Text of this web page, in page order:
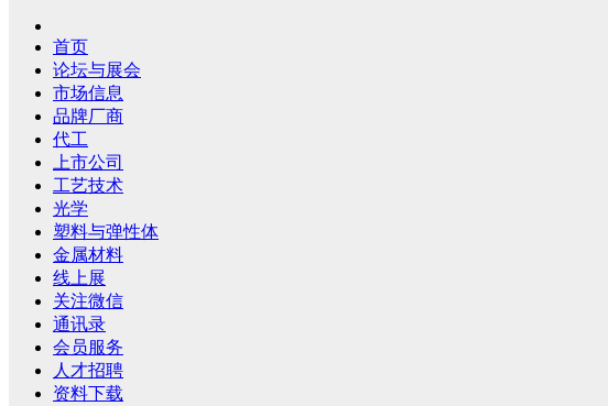
首页
论坛与展会
市场信息
品牌厂商
代工
上市公司
工艺技术
光学
塑料与弹性体
金属材料
线上展
关注微信
通讯录
会员服务
人才招聘
资料下载